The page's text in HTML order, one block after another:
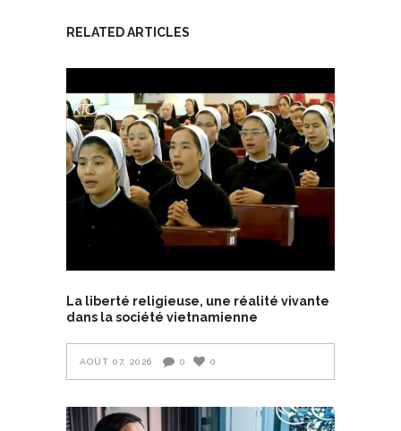
RELATED ARTICLES
La liberté religieuse, une réalité vivante
dans la société vietnamienne
AOÛT 07, 2026 0 0